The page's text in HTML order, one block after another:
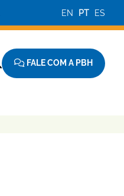
EN PT ES
FALE COM A PBH